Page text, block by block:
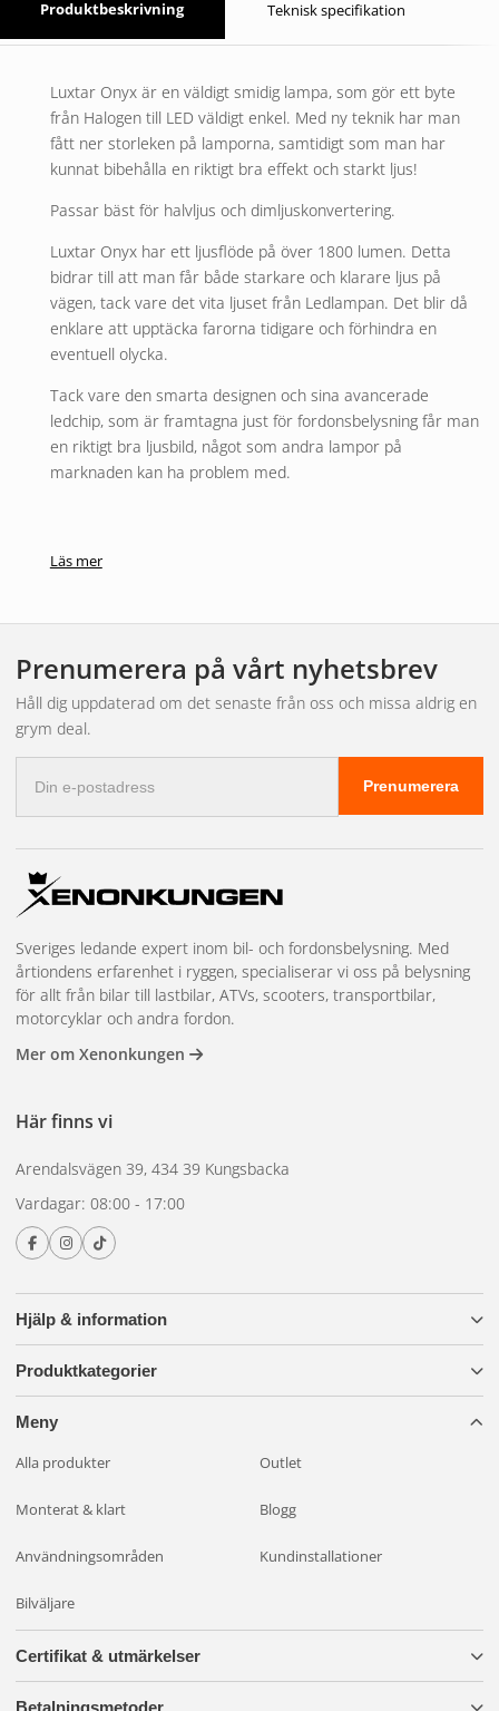
Produktbeskrivning Teknisk specifikation
Luxtar Onyx är en väldigt smidig lampa, som gör ett byte
från Halogen till LED väldigt enkel. Med ny teknik har man
fått ner storleken på lamporna, samtidigt som man har
kunnat bibehålla en riktigt bra effekt och starkt ljus!
Passar bäst för halvljus och dimljuskonvertering.
Luxtar Onyx har ett ljusflöde på över 1800 lumen. Detta
bidrar till att man får både starkare och klarare ljus på
vägen, tack vare det vita ljuset från Ledlampan. Det blir då
enklare att upptäcka farorna tidigare och förhindra en
eventuell olycka.
Tack vare den smarta designen och sina avancerade
ledchip, som är framtagna just för fordonsbelysning får man
en riktigt bra ljusbild, något som andra lampor på
marknaden kan ha problem med.
Läs mer
Prenumerera på vårt nyhetsbrev
Håll dig uppdaterad om det senaste från oss och missa aldrig en
grym deal.
postadress
Prenumerera
Hjälp & information
Produktkategorier
Meny
Alla produkter Outlet
Monterat & klart Blogg
Användningsområden Kundinstallationer
Bilväljare
Sveriges ledande expert inom bil- och fordonsbelysning. Med
årtiondens erfarenhet i ryggen, specialiserar vi oss på belysning
för allt från bilar till lastbilar, ATVs, scooters, transportbilar,
motorcyklar och andra fordon.
Mer om Xenonkungen
Här finns vi
Arendalsvägen 39, 434 39 Kungsbacka
Vardagar: 08:00 - 17:00
Certifikat & utmärkelser